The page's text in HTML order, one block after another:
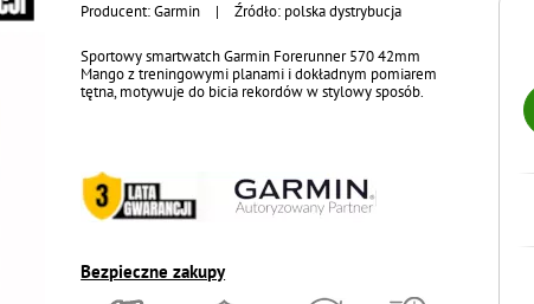
Producent:Garmin | Źródło: polska dystrybucja
Sportowy smartwatch Garmin Forerunner 570 42mm
Mango z treningowymi planami i dokładnym pomiarem
tętna, motywuje do bicia rekordów w stylowy sposób.
Bezpieczne zakupy